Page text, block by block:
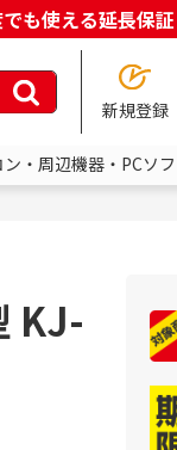
も使える延長保証
新規登録
・周辺機器・PCソ
KJ-